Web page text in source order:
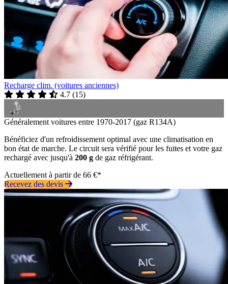
Recharge clim. (voitures anciennes)
4.7 (15)
Généralement voitures entre 1970-2017 (gaz R134A)
Bénéficiez d'un refroidissement optimal avec une climatisation en
bon état de marche. Le circuit sera vérifié pour les fuites et votre gaz
rechargé avec jusqu'à 200 g de gaz réfrigérant.
Actuellement à partir de 66 €*
Recevez des devis